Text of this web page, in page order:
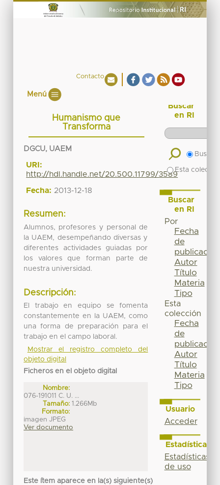
Contacto
Menú
Humanismo que
Transforma
DGCU, UAEM
URI:
http://hdl.handle.net/20.500.11799/3589
Fecha: 2013-12-18
Resumen:
Alumnos, profesores y personal de
la UAEM, desempeñando diversas y
diferentes actividades guiadas por
los valores que forman parte de
nuestra universidad.
Descripción:
El trabajo en equipo se fomenta
constantemente en la UAEM, como
una forma de preparación para el
trabajo en el campo laboral.
Mostrar el registro completo del
objeto digital
Ficheros en el objeto digital
Nombre:
076-191011 C. U. ...
Tamaño: 1.266Mb
Formato:
imagen JPEG
Ver documento
Este ítem aparece en la(s) siguiente(s)
Buscar
en RI
Buscar
Esta
Buscar
en RI
Por
Fecha
de
publicación
Autor
Título
Materia
Tipo
Esta
colección
Fecha
de
publicación
Autor
Título
Materia
Tipo
Usuario
Acceder
Estadísticas
Estadísticas
de uso